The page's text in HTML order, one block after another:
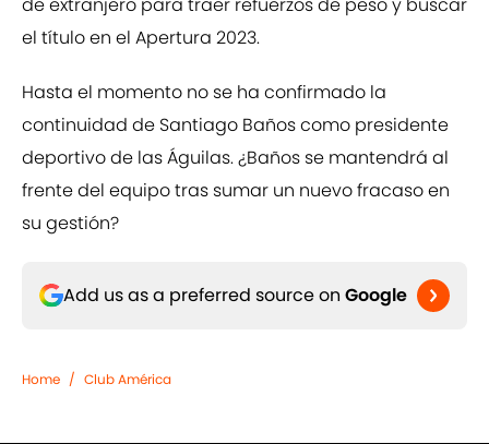
de extranjero para traer refuerzos de peso y buscar
el título en el Apertura 2023.
Hasta el momento no se ha confirmado la
continuidad de Santiago Baños como presidente
deportivo de las Águilas. ¿Baños se mantendrá al
frente del equipo tras sumar un nuevo fracaso en
su gestión?
Add us as a preferred source on Google
Home / Club América